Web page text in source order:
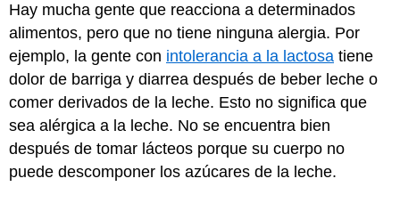
Hay mucha gente que reacciona a determinados
alimentos, pero que no tiene ninguna alergia. Por
ejemplo, la gente con intolerancia a la lactosa tiene
dolor de barriga y diarrea después de beber leche o
comer derivados de la leche. Esto no significa que
sea alérgica a la leche. No se encuentra bien
después de tomar lácteos porque su cuerpo no
puede descomponer los azúcares de la leche.